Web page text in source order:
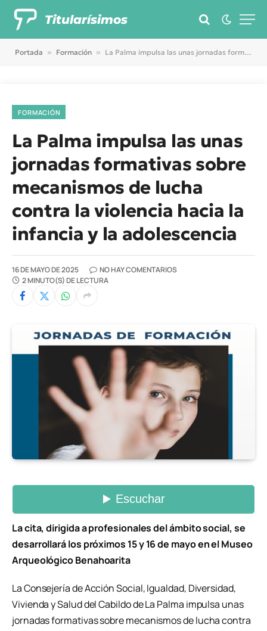
Titularísimos
Portada » Formación » La Palma impulsa las unas jornadas formativas sobre mecanismos de lucha contra la violencia hacia la infancia y la adolescencia
FORMACIÓN
La Palma impulsa las unas
jornadas formativas sobre
mecanismos de lucha
contra la violencia hacia la
infancia y la adolescencia
16 DE MAYO DE 2025
NO HAY COMENTARIOS
2 MINUTO(S) DE LECTURA
La cita, dirigida a profesionales del ámbito social, se
desarrollará los próximos 15 y 16 de mayo en el Museo
Arqueológico Benahoarita
La Consejería de Acción Social, Igualdad, Diversidad,
Vivienda y Salud del Cabildo de La Palma impulsa unas
jornadas formativas sobre mecanismos de lucha contra